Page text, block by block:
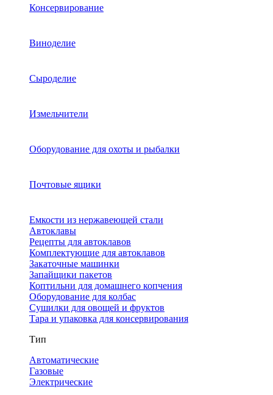
Консервирование
Виноделие
Сыроделие
Измельчители
Оборудование для охоты и рыбалки
Почтовые ящики
Емкости из нержавеющей стали
Автоклавы
Рецепты для автоклавов
Комплектующие для автоклавов
Закаточные машинки
Запайщики пакетов
Коптильни для домашнего копчения
Оборудование для колбас
Сушилки для овощей и фруктов
Тара и упаковка для консервирования
Тип
Автоматические
Газовые
Электрические